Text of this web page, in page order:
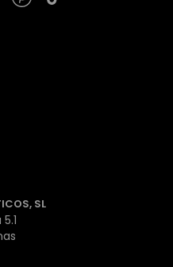
SL